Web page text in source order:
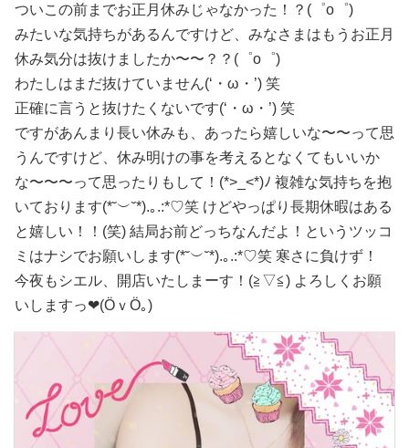
ついこの前までお正月休みじゃなかった！？(゜o゜)
みたいな気持ちがあるんですけど、みなさまはもうお正月
休み気分は抜けましたか〜〜？？(゜o゜)
わたしはまだ抜けていません(‘・ω・’) 笑
正確に言うと抜けたくないです(‘・ω・’) 笑
ですがあんまり長い休みも、あったら嬉しいな〜〜って思
うんですけど、休み明けの事を考えるとなくてもいいか
な〜〜〜って思ったりもして！(*>_<*)ﾉ 複雑な気持ちを抱
いております(*˘︶˘*).｡.:*♡笑 けどやっぱり長期休暇はある
と嬉しい！！(笑) 結局お前どっちなんだよ！というツッコ
ミはナシでお願いします(*˘︶˘*).｡.:*♡笑 寒さに負けず！
今夜もシエル、開店いたしまーす！(≧▽≦) よろしくお願
いしますっ❤(ӦｖӦ｡)